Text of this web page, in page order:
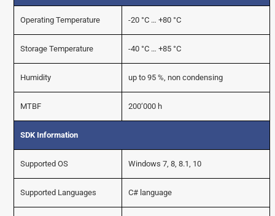
Operating Temperature -20 °C … +80 °C
Storage Temperature -40 °C … +85 °C
Humidity up to 95 %, non condensing
MTBF 200‘000 h
SDK Information
Supported OS Windows 7, 8, 8.1, 10
Supported Languages C# language